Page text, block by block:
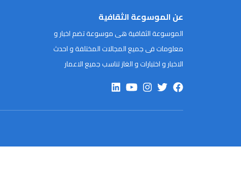
عن الموسوعة الثقافية
الموسوعة الثقافية هى موسوعة تضم اخبار و
معلومات فى جميع المجالات المختلفة و احدث
الاخبار و اختبارات و الغاز تناسب جميع الاعمار